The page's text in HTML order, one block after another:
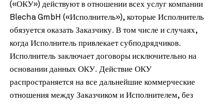
(«ОКУ») действуют в отношении всех услуг компании
Blecha GmbH («Исполнитель»), которые Исполнитель
обязуется оказать Заказчику. В том числе и случаях,
когда Исполнитель привлекает субподрядчиков.
Исполнитель заключает договоры исключительно на
основании данных ОКУ. Действие ОКУ
распространяется на все дальнейшие коммерческие
отношения между Заказчиком и Исполнителем, без